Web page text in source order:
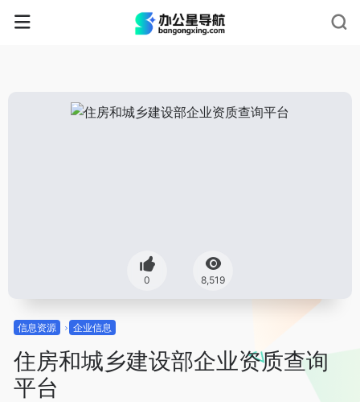
0 8,519
信息资源 企业信息
住房和城乡建设部企业资质查询
平台